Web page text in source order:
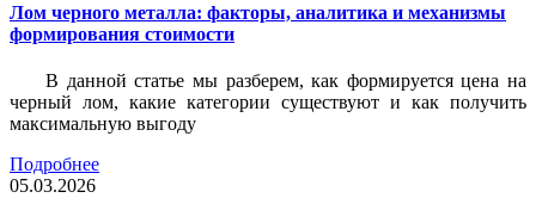
Лом черного металла: факторы, аналитика и механизмы
формирования стоимости
В данной статье мы разберем, как формируется цена на
черный лом, какие категории существуют и как получить
максимальную выгоду
Подробнее
05.03.2026